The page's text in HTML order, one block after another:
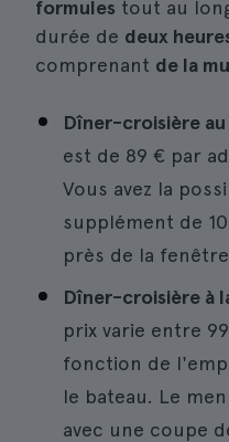
formules tout au
durée de deux
comprenant de la
Dîner-croisière
est de 89 € par
Vous avez la
supplément de
près de la
Dîner-croisière à
prix varie entre
fonction de
le bateau. Le
avec une coupe